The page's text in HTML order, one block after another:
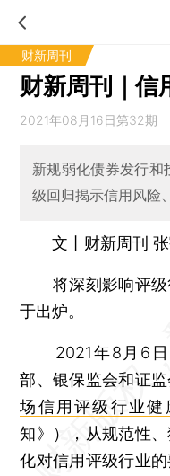
财新周刊
财新周刊｜信
2021年08月16日第32期
新规弱化债券发行
级回归揭示信用风险
文丨财新周刊
将深刻影响评级
于出炉。
2021年8月6日
部、银保监会和证
场信用评级行业健
知》），从规范性
化对信用评级行业